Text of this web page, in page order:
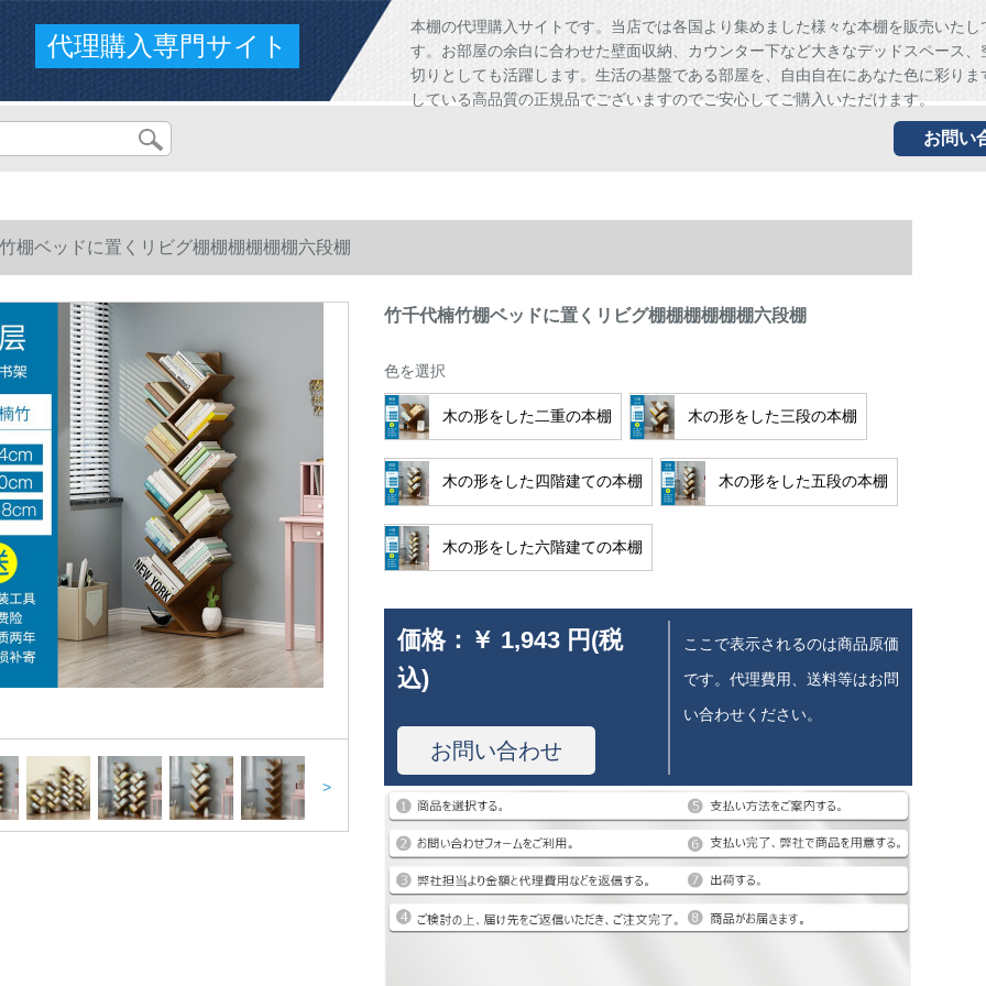
代理購入専門サイト
本棚の代理購入サイトです。当店では各国より集めました様々な本棚を販売いたし
す。お部屋の余白に合わせた壁面収納、カウンター下など大きなデッドスペース、
切りとしても活躍します。生活の基盤である部屋を、自由自在にあなた色に彩りま
している高品質の正規品でございますのでご安心してご購入いただけます。
お問い
棚ベッドに置くリビグ棚棚棚棚棚棚六段棚
>
竹千代楠竹棚ベッドに置くリビグ棚棚棚棚棚棚六段棚
色を選択
木の形をした二重の本棚 木の形をした三段の本棚
木の形をした四階建ての本棚 木の形をした五段の本棚
木の形をした六階建ての本棚
価格： ￥ 1,943 円(税
込)
お問い合わせ
ここで表示されるのは商品原価
です。代理費用、送料等はお問
い合わせください。